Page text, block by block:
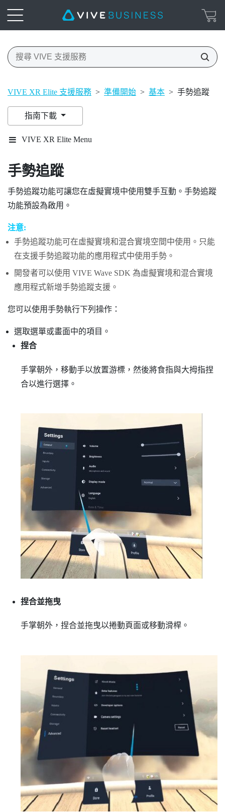
VIVE XR Elite 支援服務 > 準備開始 > 基本 > 手勢追蹤
指南下載
VIVE XR Elite Menu
手勢追蹤
手勢追蹤功能可讓您在虛擬實境中使用雙手互動。手勢追蹤
功能預設為啟用。
注意:
手勢追蹤功能可在虛擬實境和混合實境空間中使用。只能
在支援手勢追蹤功能的應用程式中使用手勢。
開發者可以使用 VIVE WaveSDK 為虛擬實境和混合實境
應用程式新增手勢追蹤支援。
您可以使用手勢執行下列操作：
選取選單或畫面中的項目。
捏合
手掌朝外，移動手以放置游標，然後將食指與大拇指捏
合以進行選擇。
捏合並拖曳
手掌朝外，捏合並拖曳以捲動頁面或移動滑桿。